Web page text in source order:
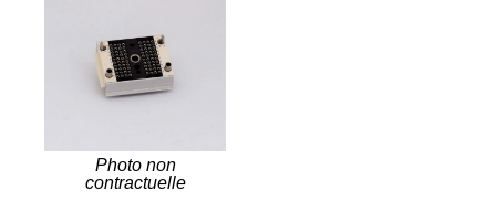
Photo non
contractuelle